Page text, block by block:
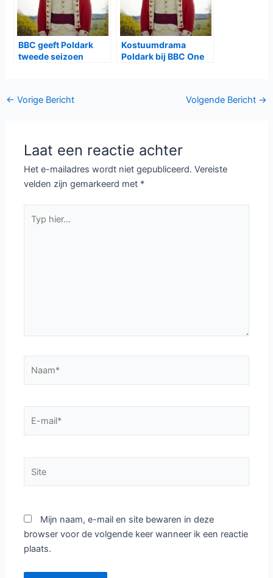
BBC geeft Poldark
tweede seizoen
Kostuumdrama
Poldark bij BBC One
Bericht
← Vorige Bericht Volgende Bericht →
Laat een reactie achter
Het e-mailadres wordt niet gepubliceerd. Vereiste
velden zijn gemarkeerd met *
hier...
mail*
Mijn naam, e-mail en site bewaren in deze
browser voor de volgende keer wanneer ik een reactie
plaats.